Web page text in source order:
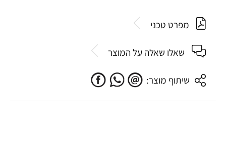
מפרט טכני
שאלו שאלה על המוצר
שיתוף מוצר: